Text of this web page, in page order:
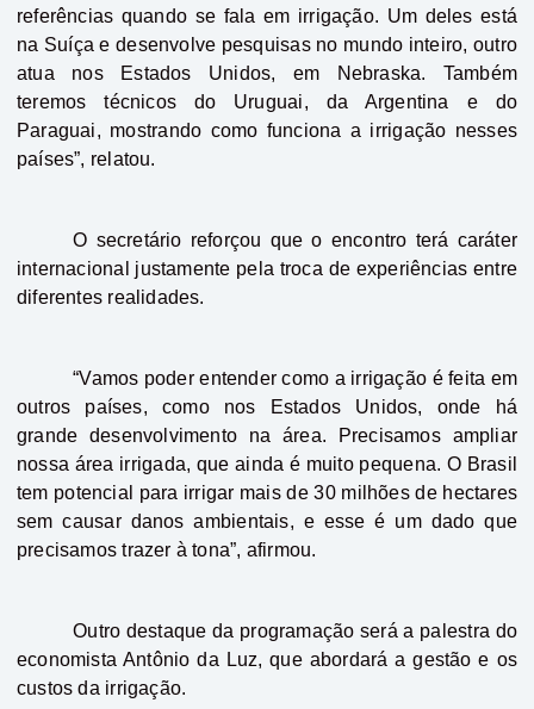
referências quando se fala em irrigação. Um deles está
na Suíça e desenvolve pesquisas no mundo inteiro, outro
atua nos Estados Unidos, em Nebraska. Também
teremos técnicos do Uruguai, da Argentina e do
Paraguai, mostrando como funciona a irrigação nesses
países”, relatou.
O secretário reforçou que o encontro terá caráter
internacional justamente pela troca de experiências entre
diferentes realidades.
“Vamos poder entender como a irrigação é feita em
outros países, como nos Estados Unidos, onde há
grande desenvolvimento na área. Precisamos ampliar
nossa área irrigada, que ainda é muito pequena. O Brasil
tem potencial para irrigar mais de 30 milhões de hectares
sem causar danos ambientais, e esse é um dado que
precisamos trazer à tona”, afirmou.
Outro destaque da programação será a palestra do
economista Antônio da Luz, que abordará a gestão e os
custos da irrigação.